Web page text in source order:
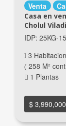
Venta
Casa en
Cholul
IDP: 25KG-15
3
258 M²
1 Plantas
$ 3,990,000